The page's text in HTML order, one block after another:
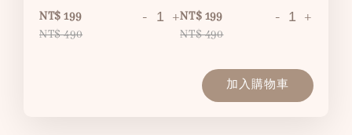
NT$ 199
NT$ 490
- +NT$ 199
NT$ 490
- +
加入購物車